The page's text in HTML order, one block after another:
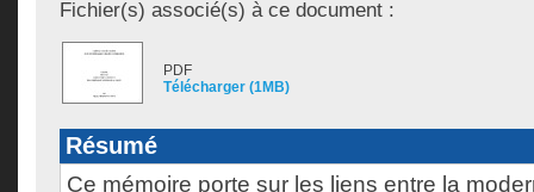
Fichier(s) associé(s) à ce document :
PDF
Télécharger (1MB)
Résumé
Ce mémoire porte sur les liens entre la